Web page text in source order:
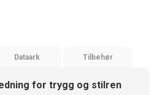
Dataark Tilbehør
for trygg og stilren